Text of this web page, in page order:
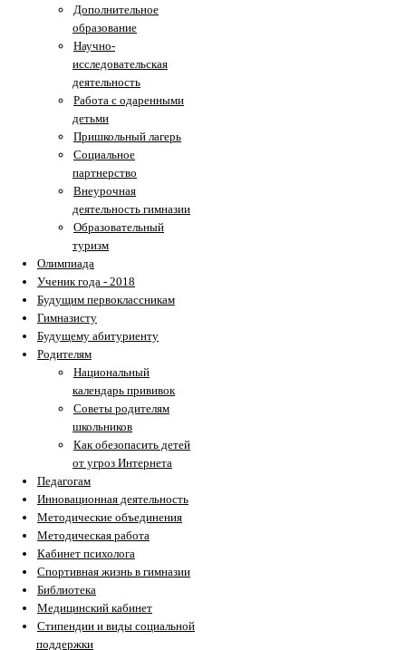
Дополнительное
образование
Научно-
исследовательская
деятельность
Работа с одаренными
детьми
Пришкольный лагерь
Социальное
партнерство
Внеурочная
деятельность гимназии
Образовательный
туризм
Олимпиада
Ученик года - 2018
Будущим первоклассникам
Гимназисту
Будущему абитуриенту
Родителям
Национальный
календарь прививок
Советы родителям
школьников
Как обезопасить детей
от угроз Интернета
Педагогам
Инновационная деятельность
Методические объединения
Методическая работа
Кабинет психолога
Спортивная жизнь в гимназии
Библиотека
Медицинский кабинет
Стипендии и виды социальной
поддержки